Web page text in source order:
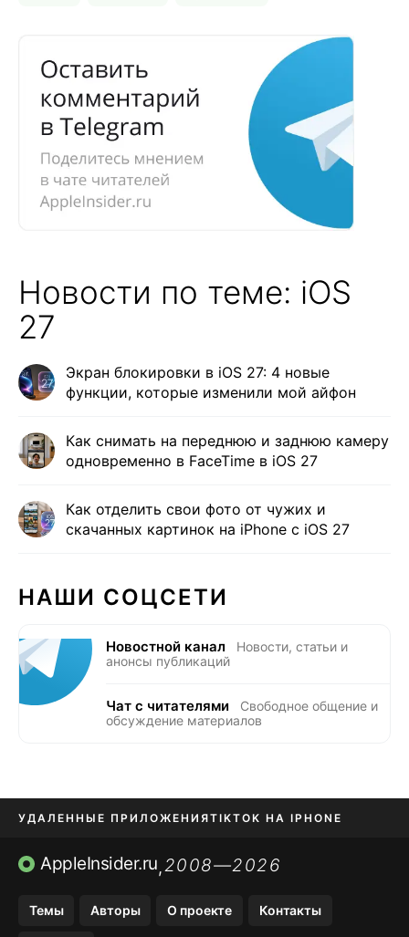
Новости по теме: iOS
27
Экран блокировки в iOS 27: 4 новые
функции, которые изменили мой айфон
Как снимать на переднюю и заднюю камеру
одновременно в FaceTime в iOS 27
Как отделить свои фото от чужих и
скачанных картинок на iPhone с iOS 27
НАШИ СОЦСЕТИ
Новостной канал
Новости, статьи и
анонсы публикаций
Чат с читателями
Свободное общение и
обсуждение материалов
УДАЛЕННЫЕ ПРИЛОЖЕНИЯTIKTOK НА IPHONE
ПРИЛОЖЕНИЯ БЕЗ APP STORE
AppleInsider.ru,2008—2026
Темы Авторы О проекте Контакты